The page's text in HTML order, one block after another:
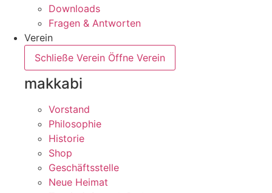
Downloads
Fragen & Antworten
Verein
Schließe Verein Öffne Verein
makkabi
Vorstand
Philosophie
Historie
Shop
Geschäftsstelle
Neue Heimat